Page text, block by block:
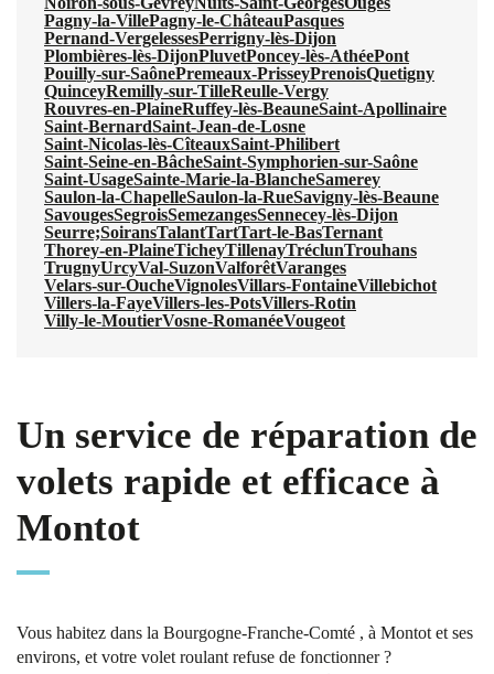
Pagny-la-VillePagny-le-ChâteauPasques
Pernand-VergelessesPerrigny-lès-Dijon
Plombières-lès-DijonPluvetPoncey-lès-AthéePont
Pouilly-sur-SaônePremeaux-PrisseyPrenoisQuetigny
QuinceyRemilly-sur-TilleReulle-Vergy
Rouvres-en-PlaineRuffey-lès-BeauneSaint-Apollinaire
Saint-BernardSaint-Jean-de-Losne
Saint-Nicolas-lès-CîteauxSaint-Philibert
Saint-Seine-en-BâcheSaint-Symphorien-sur-Saône
Saint-UsageSainte-Marie-la-BlancheSamerey
Saulon-la-ChapelleSaulon-la-RueSavigny-lès-Beaune
SavougesSegroisSemezangesSennecey-lès-Dijon
Seurre;SoiransTalantTartTart-le-BasTernant
Thorey-en-PlaineTicheyTillenayTréclunTrouhans
TrugnyUrcyVal-SuzonValforêtVaranges
Velars-sur-OucheVignolesVillars-FontaineVillebichot
Villers-la-FayeVillers-les-PotsVillers-Rotin
Villy-le-MoutierVosne-RomanéeVougeot
Un service de réparation de
volets rapide et efficace à
Montot
Vous habitez dans la Bourgogne-Franche-Comté , à Montot et ses
environs, et votre volet roulant refuse de fonctionner ?